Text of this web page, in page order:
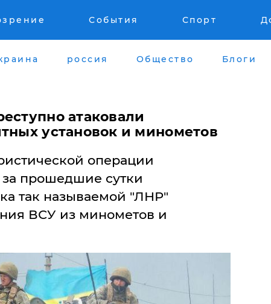
События Спорт
россия Общество Блоги
атаковали
установок и минометов
операции
прошедшие сутки
так называемой "ЛНР"
ВСУ из минометов и